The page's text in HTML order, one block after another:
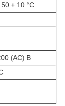
50 ± 10 °С
(AC) В